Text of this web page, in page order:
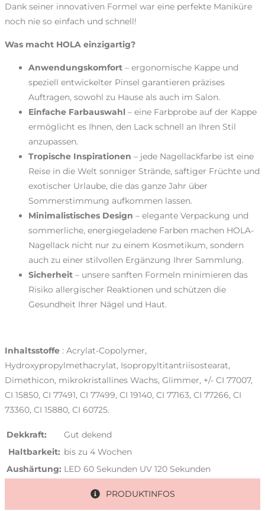
Dank seiner innovativen Formel war eine perfekte Maniküre
noch nie so einfach und schnell!
Was macht HOLA einzigartig?
Anwendungskomfort – ergonomische Kappe und
speziell entwickelter Pinsel garantieren präzises
Auftragen, sowohl zu Hause als auch im Salon.
Einfache Farbauswahl – eine Farbprobe auf der Kappe
ermöglicht es Ihnen, den Lack schnell an Ihren Stil
anzupassen.
Tropische Inspirationen – jede Nagellackfarbe ist eine
Reise in die Welt sonniger Strände, saftiger Früchte und
exotischer Urlaube, die das ganze Jahr über
Sommerstimmung aufkommen lassen.
Minimalistisches Design – elegante Verpackung und
sommerliche, energiegeladene Farben machen HOLA-
Nagellack nicht nur zu einem Kosmetikum, sondern
auch zu einer stilvollen Ergänzung Ihrer Sammlung.
Sicherheit – unsere sanften Formeln minimieren das
Risiko allergischer Reaktionen und schützen die
Gesundheit Ihrer Nägel und Haut.
Inhaltsstoffe : Acrylat-Copolymer,
Hydroxypropylmethacrylat, Isopropyltitantriisostearat,
Dimethicon, mikrokristallines Wachs, Glimmer, +/- CI 77007,
CI 15850, CI 77491, CI 77499, CI 19140, CI 77163, CI 77266, CI
73360, CI 15880, CI 60725.
Dekkraft:
Gut dekend
Haltbarkeit: bis zu 4 Wochen
Aushärtung: LED 60 Sekunden UV 120 Sekunden
PRODUKTINFOS